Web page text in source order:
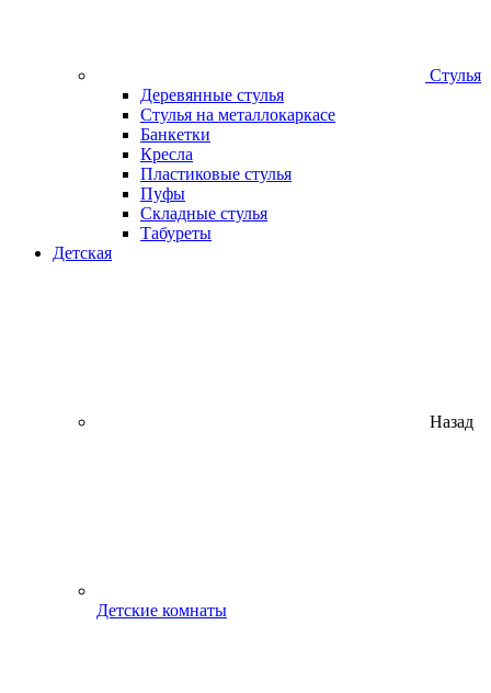
Стулья
Деревянные стулья
Стулья на металлокаркасе
Банкетки
Кресла
Пластиковые стулья
Пуфы
Складные стулья
Табуреты
Детская
Назад
Детские комнаты